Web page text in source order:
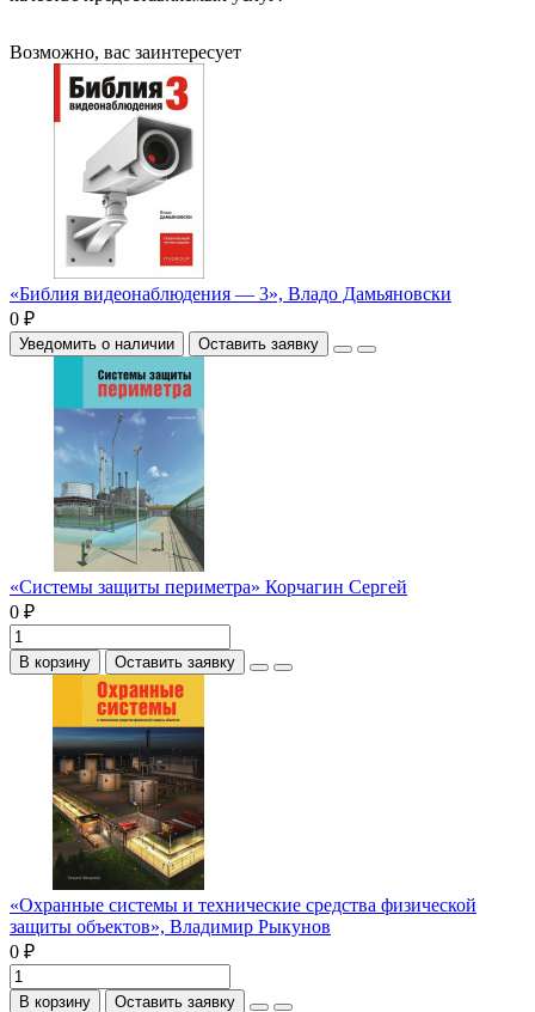
Возможно, вас заинтересует
«Библия видеонаблюдения — 3», Владо Дамьяновски
0 ₽
Уведомить о наличии Оставить заявку
«Системы защиты периметра» Корчагин Сергей
0 ₽
В корзину Оставить заявку
«Охранные системы и технические средства физической
защиты объектов», Владимир Рыкунов
0 ₽
В корзину Оставить заявку